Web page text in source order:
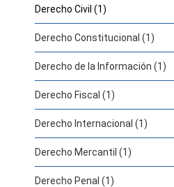
Derecho Civil (1)
Derecho Constitucional (1)
Derecho de la Información (1)
Derecho Fiscal (1)
Derecho Internacional (1)
Derecho Mercantil (1)
Derecho Penal (1)